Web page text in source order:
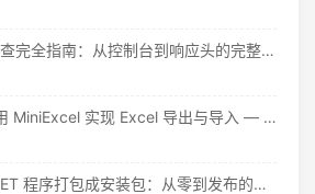
CSS样式加载失败排查完全指南：从控制台到响应头的完整思路
Blazor Server 中使用 MiniExcel 实现 Excel 导出与导入 — 实战教程
用 Inno Setup 把 .NET 程序打包成安装包：从零到发布的完整指南